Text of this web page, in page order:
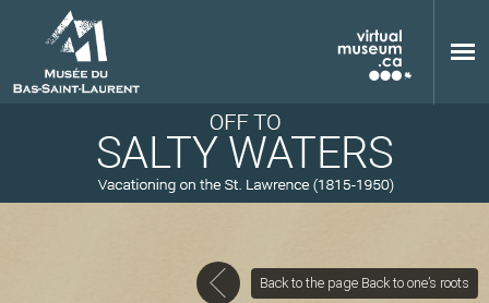
Back to the page Back to one’s roots